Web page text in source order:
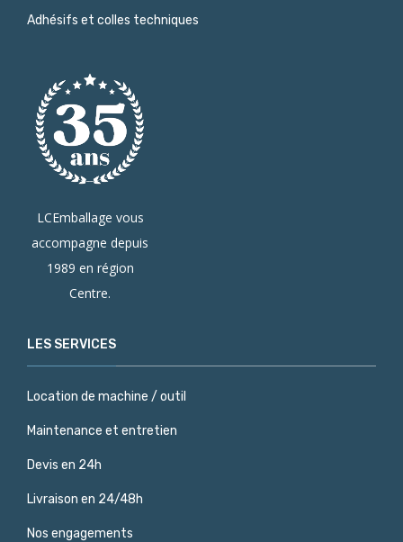
Adhésifs et colles techniques
LCEmballage vous
accompagne depuis
1989 en région
Centre.
LES SERVICES
Location de machine / outil
Maintenance et entretien
Devis en 24h
Livraison en 24/48h
Nos engagements